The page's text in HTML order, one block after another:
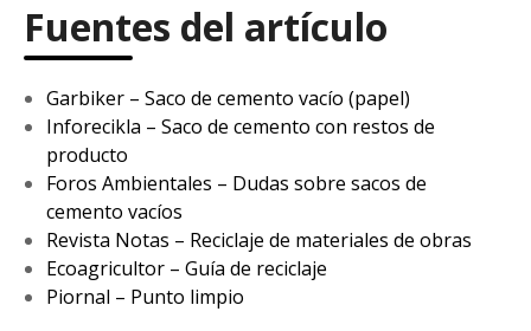
Fuentes del artículo
Garbiker – Saco de cemento vacío (papel)
Inforecikla – Saco de cemento con restos de
producto
Foros Ambientales – Dudas sobre sacos de
cemento vacíos
Revista Notas – Reciclaje de materiales de obras
Ecoagricultor – Guía de reciclaje
Piornal – Punto limpio